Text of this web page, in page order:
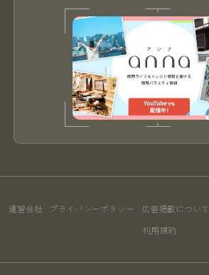
運営会社 プライバシーポリシー 広告掲載について
利用規約